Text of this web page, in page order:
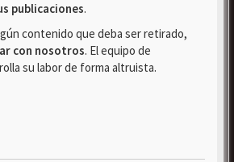
publicaciones.
contenido que deba ser retirado,
con nosotros. El equipo de
su labor de forma altruista.